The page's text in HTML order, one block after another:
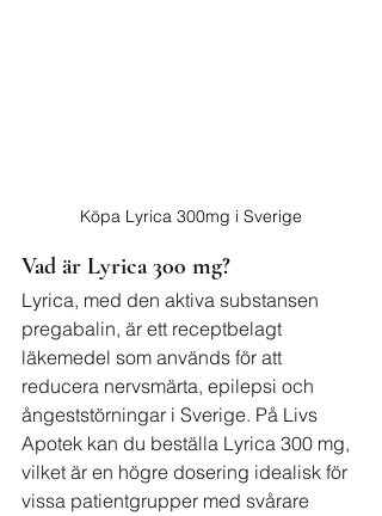
Köpa Lyrica 300mg i Sverige
Vad är Lyrica 300 mg?
Lyrica, med den aktiva substansen
pregabalin, är ett receptbelagt
läkemedel som används för att
reducera nervsmärta, epilepsi och
ångeststörningar i Sverige. På Livs
Apotek kan du beställa Lyrica 300 mg,
vilket är en högre dosering idealisk för
vissa patientgrupper med svårare